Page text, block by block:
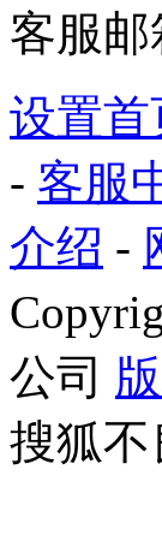
客服邮
设置首
- 客服
介绍 -
公司
搜狐不